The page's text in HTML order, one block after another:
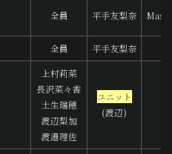
全員 平手友梨奈
全員 平手友梨奈
上村莉菜
長沢菜々香
土生瑞穂
渡辺梨加
渡邉理佐
ユニット
(渡辺)